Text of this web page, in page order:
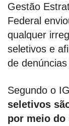
Gestão
Federal
qualquer
seletivos e
de
Segundo o
seletivos
por meio do